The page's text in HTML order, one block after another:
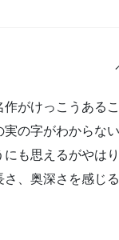
がけっこうある
の字がわからな
も思えるがやは
、奥深さを感じる